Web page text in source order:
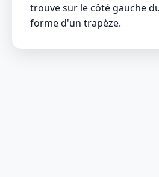
trouve sur le côté gauche
forme d'un trapèze.